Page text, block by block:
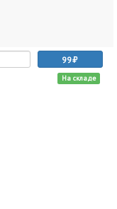
99
На складе